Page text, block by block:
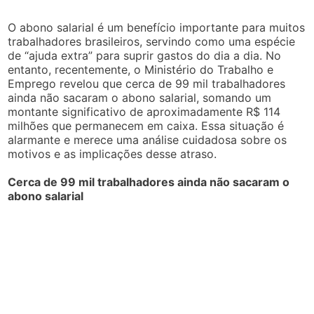
O abono salarial é um benefício importante para muitos
trabalhadores brasileiros, servindo como uma espécie
de “ajuda extra” para suprir gastos do dia a dia. No
entanto, recentemente, o Ministério do Trabalho e
Emprego revelou que cerca de 99 mil trabalhadores
ainda não sacaram o abono salarial, somando um
montante significativo de aproximadamente R$ 114
milhões que permanecem em caixa. Essa situação é
alarmante e merece uma análise cuidadosa sobre os
motivos e as implicações desse atraso.
Cerca de 99 mil trabalhadores ainda não sacaram o
abono salarial